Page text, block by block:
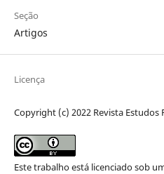
Seção
Artigos
Licença
Copyright (c) 2022 Revista Estudos
Este trabalho está licenciado sob